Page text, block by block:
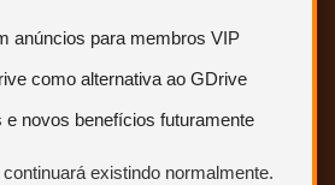
anúncios para membros VIP
como alternativa ao GDrive
e novos benefícios futuramente
existindo normalmente.
eu baixei e tá ótimo, para de